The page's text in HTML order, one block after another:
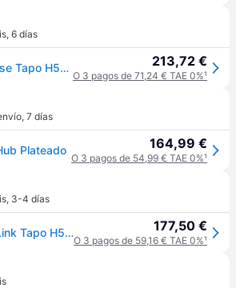
, 6 días
TP-Link - Unidad base Tapo H500 para sistema domótico inteligente, centro de control centralizado con conexión estable y diseño blanco discreto - White - Medium 213,72 €
O 3 pagos de 71,24 € TAE 0%¹
, 7 días
Plateado 164,99 €
O 3 pagos de 54,99 € TAE 0%¹
, 3-4 días
Hub Inteligente Tp-Link Tapo H500 177,50 €
O 3 pagos de 59,16 € TAE 0%¹